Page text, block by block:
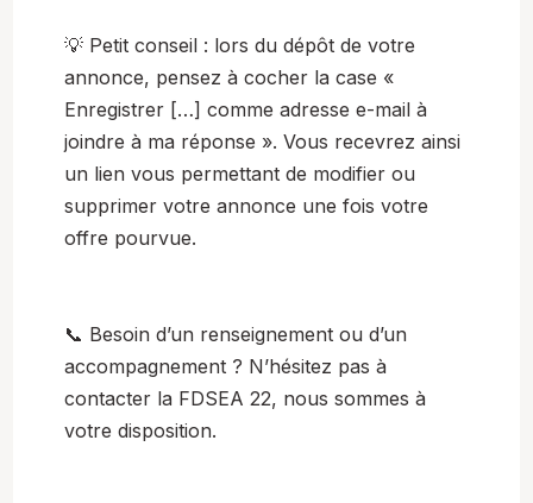
💡 Petit conseil : lors du dépôt de votre
annonce, pensez à cocher la case «
Enregistrer […] comme adresse e-mail à
joindre à ma réponse ». Vous recevrez ainsi
un lien vous permettant de modifier ou
supprimer votre annonce une fois votre
offre pourvue.
📞 Besoin d’un renseignement ou d’un
accompagnement ? N’hésitez pas à
contacter la FDSEA 22, nous sommes à
votre disposition.